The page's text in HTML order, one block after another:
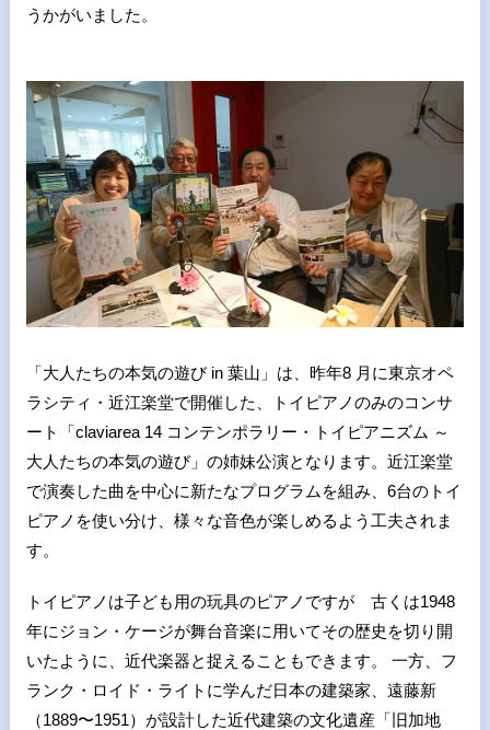
うかがいました。
「大人たちの本気の遊び in 葉山」は、昨年8 月に東京オペ
ラシティ・近江楽堂で開催した、トイピアノのみのコンサ
ート「claviarea 14 コンテンポラリー・トイピアニズム ～
大人たちの本気の遊び」の姉妹公演となります。近江楽堂
で演奏した曲を中心に新たなプログラムを組み、6台のトイ
ピアノを使い分け、様々な音色が楽しめるよう工夫されま
す。
トイピアノは子ども用の玩具のピアノですが 古くは1948
年にジョン・ケージが舞台音楽に用いてその歴史を切り開
いたように、近代楽器と捉えることもできます。 一方、フ
ランク・ロイド・ライトに学んだ日本の建築家、遠藤新
（1889〜1951）が設計した近代建築の文化遺産「旧加地